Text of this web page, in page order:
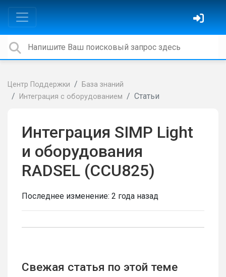
Центр Поддержки
База знаний
Интеграция с оборудованием
Статьи
Интеграция SIMP Light
и оборудования
RADSEL (CCU825)
Последнее изменение: 2 года назад
Свежая статья по этой теме